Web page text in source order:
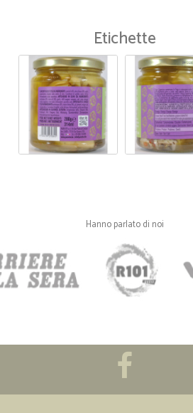
Ho
Ho voluto
prevista,
categoria
Etichette
Hanno parlato di noi